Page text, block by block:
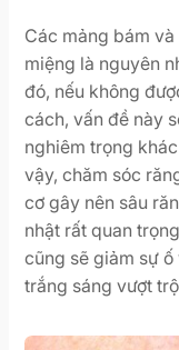
Các mảng bám
miệng là nguyên
đó, nếu không
cách, vấn đề này
nghiêm trọng
vậy, chăm sóc
cơ gây nên sâu
nhật rất quan
cũng sẽ giảm sự
trắng sáng vượt